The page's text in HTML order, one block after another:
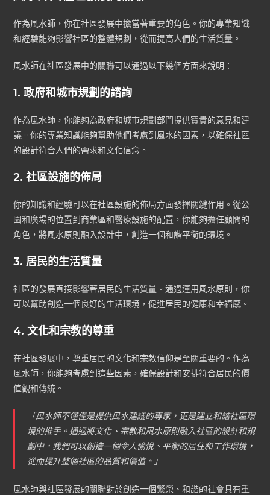
作為風水師，你在社區發展中擔當著重要的角色。你的專業知識
和經驗能夠影響社區的整體規劃，從而提高人們的生活質量。
風水師在社區發展中的關聯可以通過以下幾個方面來說明：
1. 政府和城市規劃的諮詢
作為風水師，你能夠為政府和城市規劃部門提供寶貴的意見和建
議。你的專業知識能夠幫助他們考慮到風水的因素，以確保社區
的設計符合人們的需求和文化信念。
2. 社區設施的佈局
你的知識和經驗可以在社區設施的佈局方面發揮關鍵作用。從公
園和廣場的位置到商業區和醫療設施的配置，你能夠擔任顧問的
角色，將風水原則融入設計中，創造一個和諧平衡的環境。
3. 居民的生活質量
社區的發展直接影響著居民的生活質量。通過運用風水原則，你
可以幫助創造一個良好的生活環境，促進居民的健康和幸福感。
4. 文化和宗教的尊重
在社區發展中，尊重居民的文化和宗教信仰是至關重要的。作為
風水師，你能夠考慮到這些因素，確保設計和安排符合居民的價
值觀和傳統。
「風水師不僅僅是提供風水建議的專家，更是建立和諧社區環
境的推手。通過將文化、宗教和風水原則融入社區的設計和規
劃中，我們可以創造一個令人愉悅、平衡的居住和工作環境，
從而提升整個社區的品質和價值。」
風水師與社區發展的關聯對於創造一個繁榮、和諧的社會具有重